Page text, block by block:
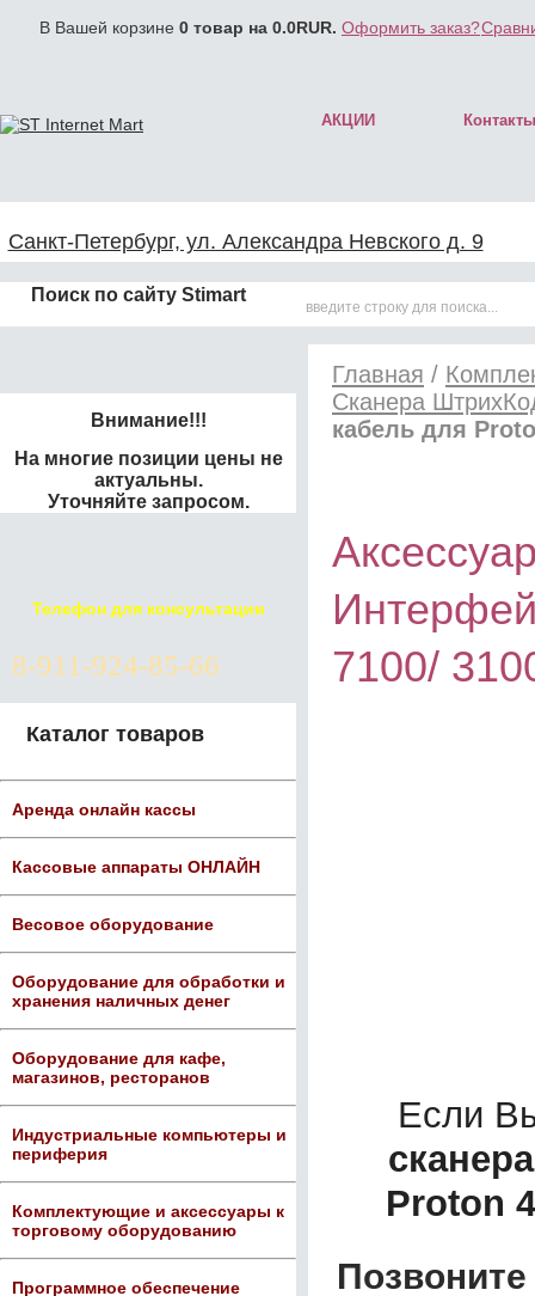
В Вашей корзине 0 товар на 0.0RUR. Оформить заказ?
АКЦИИ Контакты
Санкт-Петербург, ул. Александра Невского д. 9
Поиск по сайту Stimart
Внимание!!!
На многие позиции цены не
актуальны.
Уточняйте запросом.
Телефон для консультации
8-911-924-85-66
Каталог товаров
Аренда онлайн кассы
Кассовые аппараты ОНЛАЙН
Весовое оборудование
Оборудование для обработки и
хранения наличных денег
Оборудование для кафе,
магазинов, ресторанов
Индустриальные компьютеры и
периферия
Комплектующие и аксессуары к
торговому оборудованию
Программное обеспечение
Главная /
Сканера
кабель для
7100/
Если
Proton